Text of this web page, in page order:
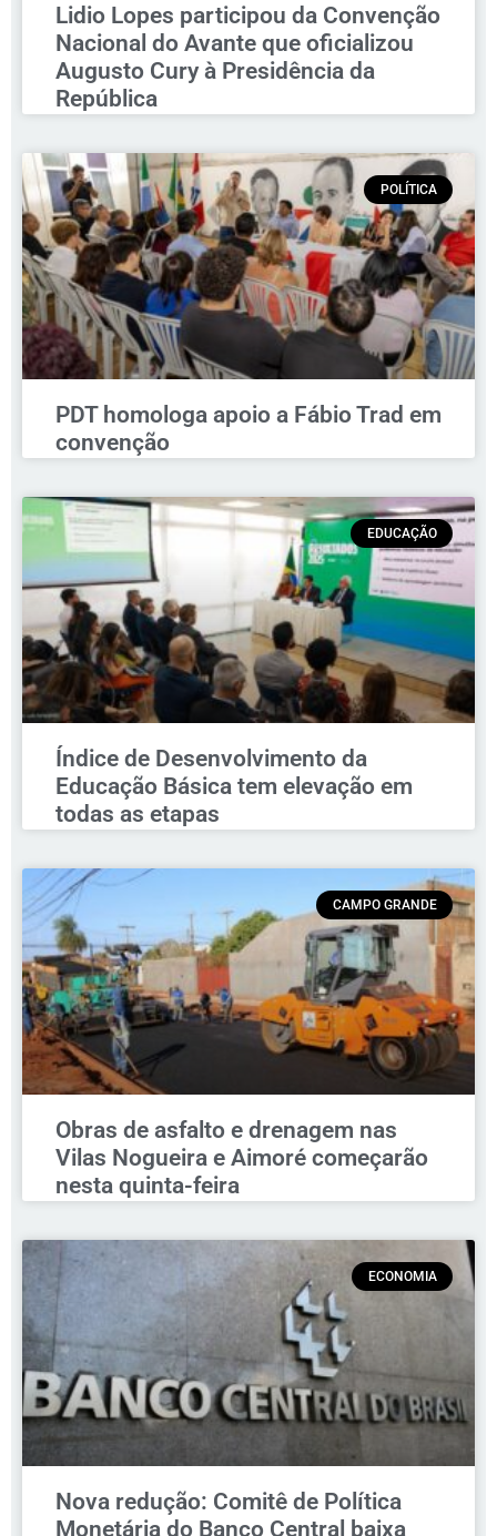
Lidio Lopes participou da Convenção
Nacional do Avante que oficializou
Augusto Cury à Presidência da
República
POLÍTICA
PDT homologa apoio a Fábio Trad em
convenção
EDUCAÇÃO
Índice de Desenvolvimento da
Educação Básica tem elevação em
todas as etapas
CAMPO GRANDE
Obras de asfalto e drenagem nas
Vilas Nogueira e Aimoré começarão
nesta quinta-feira
ECONOMIA
Nova redução: Comitê de Política
Monetária do Banco Central baixa